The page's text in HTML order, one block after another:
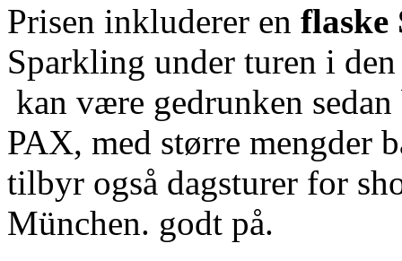
Prisen inkluderer en flaske
Sparkling under turen i
kan være gedrunken
PAX, med større mengder
tilbyr også dagsturer for
München. godt på.